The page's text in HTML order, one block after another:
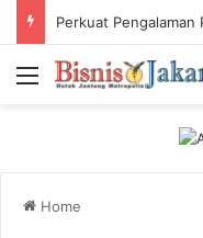
Menu
Home